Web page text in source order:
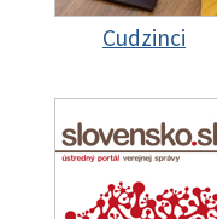
Cudzinci